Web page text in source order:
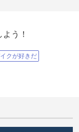
う！
クが好きだ